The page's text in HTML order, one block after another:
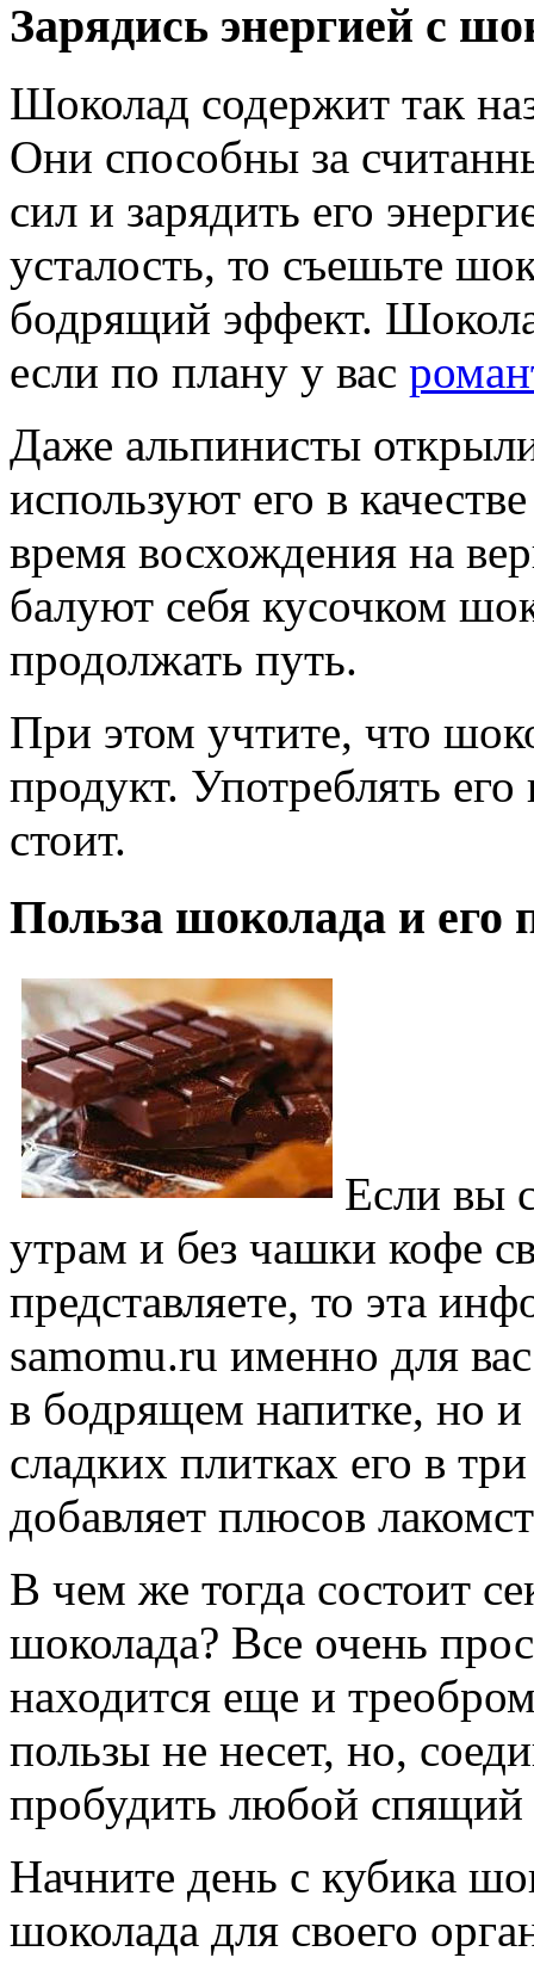
Зарядись энергией с
Шоколад содержит так
Они способны за
сил и зарядить его
усталость, то съешьте
бодрящий эффект.
если по плану у вас
Даже альпинисты
используют его в
время восхождения на
балуют себя кусочком
продолжать путь.
При этом учтите, что
продукт. Употреблять
стоит.
Польза шоколада и его
Если вы
утрам и без чашки кофе
представляете, то эта
samomu.ru именно для
в бодрящем напитке, но
сладких плитках его в
добавляет плюсов
В чем же тогда состоит
шоколада? Все очень
находится еще и
пользы не несет, но,
пробудить любой спящий
Начните день с кубика
шоколада для своего